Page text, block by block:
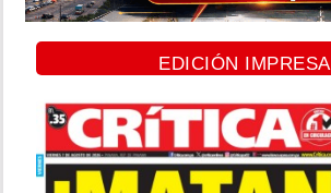
EDICIÓN IMPRESA